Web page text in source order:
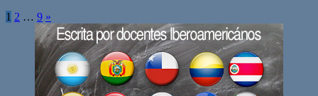
Paginación
entradas
1 2 … 9 »